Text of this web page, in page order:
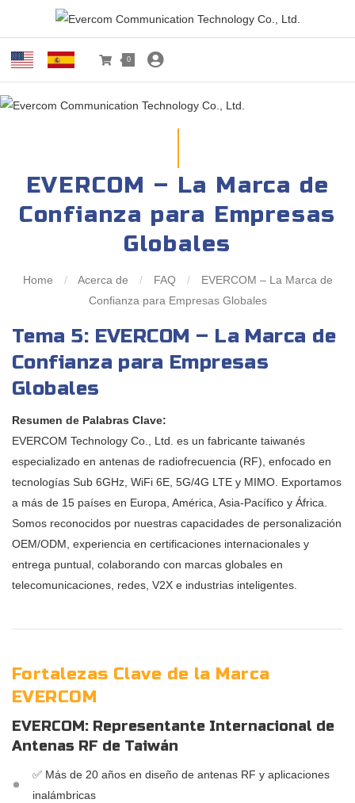
0
EVERCOM – La Marca de
Confianza para Empresas
Globales
Home / Acerca de / FAQ /
EVERCOM – La Marca de
Confianza para Empresas Globales
Tema 5: EVERCOM – La Marca de
Confianza para Empresas
Globales
Resumen de Palabras Clave:
EVERCOM Technology Co., Ltd. es un fabricante taiwanés
especializado en antenas de radiofrecuencia (RF), enfocado en
tecnologías Sub 6GHz, WiFi 6E, 5G/4G LTE y MIMO. Exportamos
a más de 15 países en Europa, América, Asia-Pacífico y África.
Somos reconocidos por nuestras capacidades de personalización
OEM/ODM, experiencia en certificaciones internacionales y
entrega puntual, colaborando con marcas globales en
telecomunicaciones, redes, V2X e industrias inteligentes.
Fortalezas Clave de la Marca
EVERCOM
EVERCOM: Representante Internacional de
Antenas RF de Taiwán
✅ Más de 20 años en diseño de antenas RF y aplicaciones
inalámbricas